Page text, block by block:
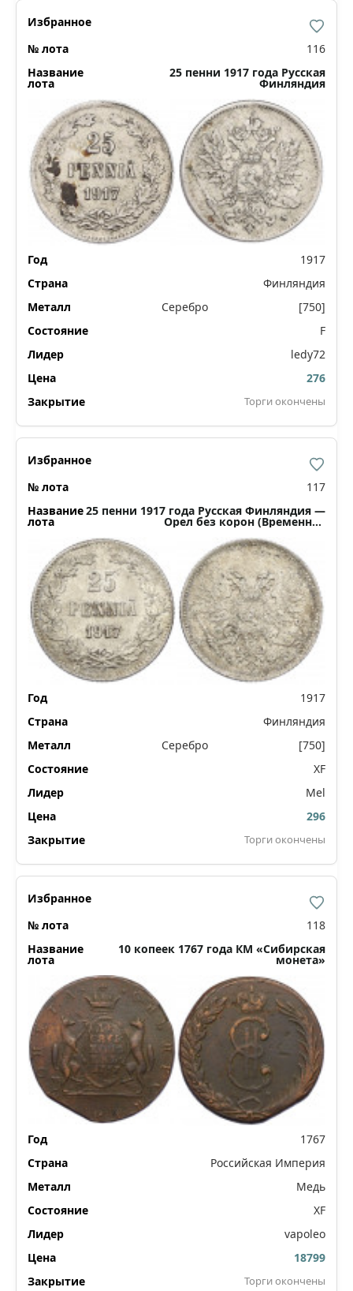
116
25 пенни 1917 года Русская
Финляндия
1917
Финляндия
Серебро
[750]
F
ledy72
276
Торги окончены
117
25 пенни 1917 года Русская Финляндия —
Орел без корон (Временное
правительство)
1917
Финляндия
Серебро
[750]
XF
Mel
296
Торги окончены
118
10 копеек 1767 года КМ «Сибирская
монета»
1767
Российская Империя
Медь
XF
vapoleo
18799
Торги окончены